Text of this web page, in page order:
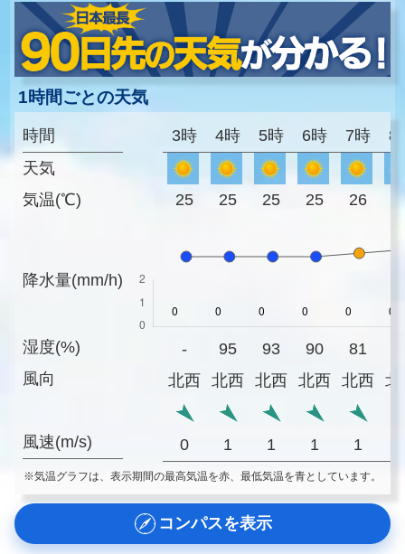
1時間ごとの天気
時間
天気
気温(℃)
降水量(mm/h)
湿度(%)
風向
風速(m/s)
3時 4時 5時 6時 7時 8
25 25 25 25 26
- 95 93 90 81
北西
北西 北西 北西 北西 北
0 1 1 1 1
※気温グラフは、表示期間の最高気温を赤、最低気温を青としています。
コンパスを表示